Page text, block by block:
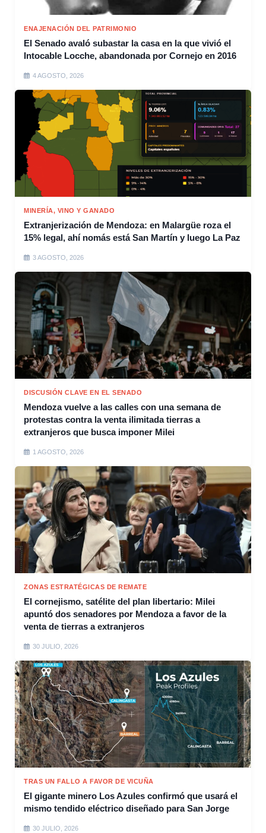
ENAJENACIÓN DEL PATRIMONIO
El Senado avaló subastar la casa en la que vivió el
Intocable Locche, abandonada por Cornejo en 2016
4 AGOSTO, 2026
MINERÍA, VINO Y GANADO
Extranjerización de Mendoza: en Malargüe roza el
15% legal, ahí nomás está San Martín y luego La Paz
3 AGOSTO, 2026
DISCUSIÓN CLAVE EN EL SENADO
Mendoza vuelve a las calles con una semana de
protestas contra la venta ilimitada tierras a
extranjeros que busca imponer Milei
1 AGOSTO, 2026
ZONAS ESTRATÉGICAS DE REMATE
El cornejismo, satélite del plan libertario: Milei
apuntó dos senadores por Mendoza a favor de la
venta de tierras a extranjeros
30 JULIO, 2026
TRAS UN FALLO A FAVOR DE VICUÑA
El gigante minero Los Azules confirmó que usará el
mismo tendido eléctrico diseñado para San Jorge
30 JULIO, 2026